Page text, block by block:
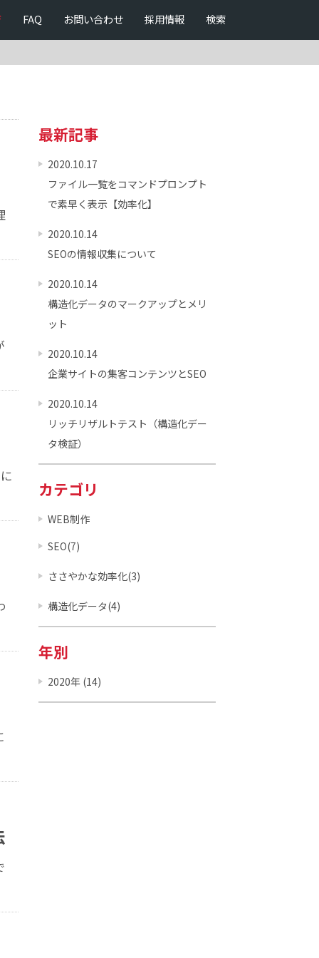
FAQ お問い合わせ 採用情報 検索
最新記事
2020.10.17
ファイル一覧をコマンドプロンプト
で素早く表示【効率化】
2020.10.14
SEOの情報収集について
2020.10.14
構造化データのマークアップとメリ
ット
2020.10.14
企業サイトの集客コンテンツとSEO
2020.10.14
リッチリザルトテスト（構造化デー
タ検証）
カテゴリ
WEB制作
SEO(7)
ささやかな効率化(3)
構造化データ(4)
年別
2020年 (14)